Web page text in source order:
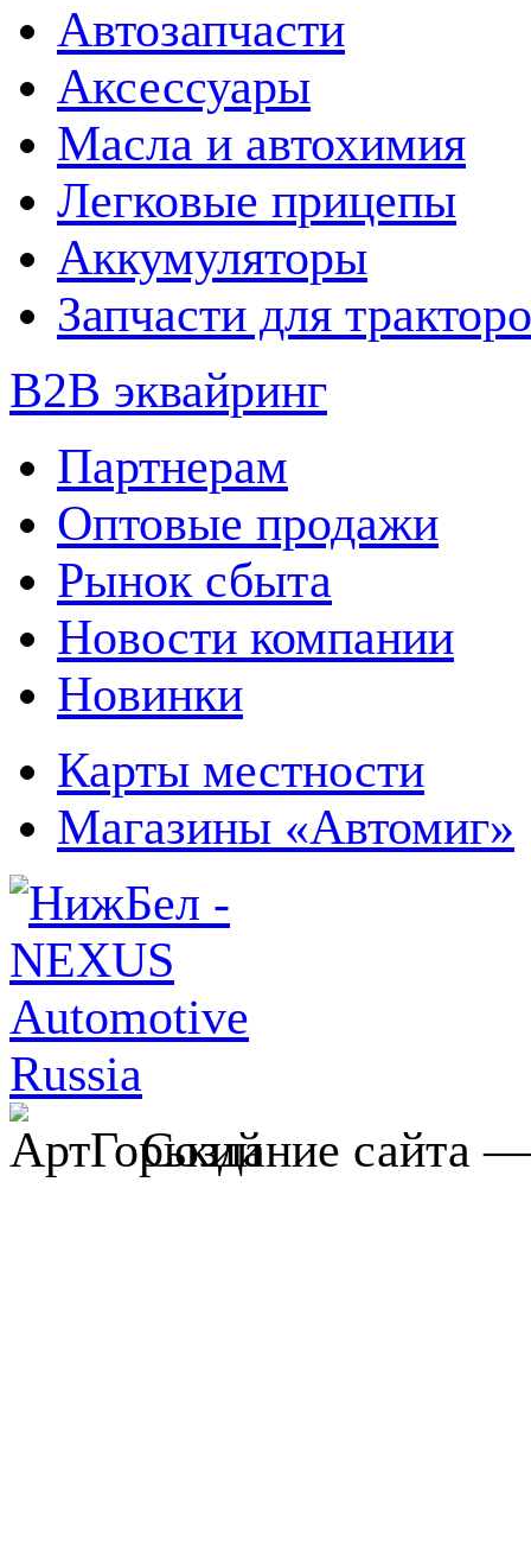
Автозапчасти
Аксессуары
Масла и автохимия
Легковые прицепы
Аккумуляторы
Запчасти для
B2B эквайринг
Партнерам
Оптовые продажи
Рынок сбыта
Новости компании
Новинки
Карты местности
Магазины «Автомиг»
Создание сайта